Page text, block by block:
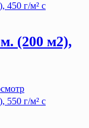
(200 м2),